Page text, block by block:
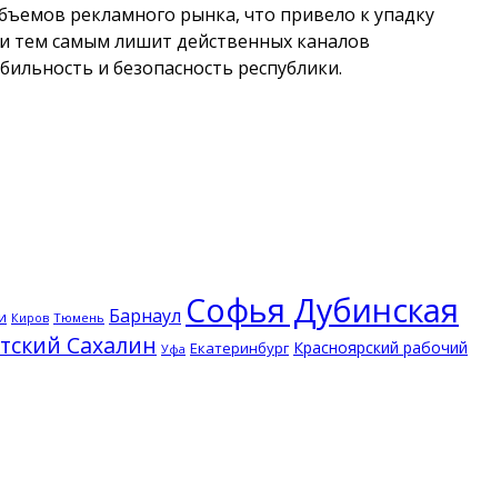
рекламного рынка, что привело к упадку
тем самым лишит действенных каналов
и безопасность республики.
Киров Тюмень Барнаул Софья Дубинская
Сахалин Уфа Екатеринбург Красноярский рабочий